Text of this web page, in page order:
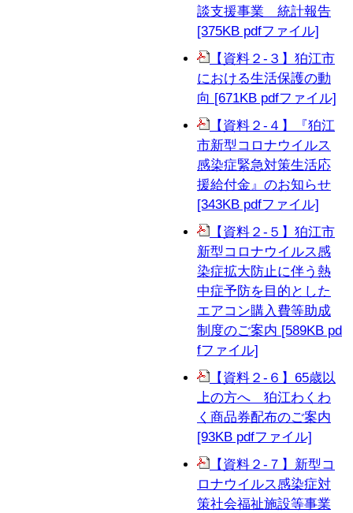
談支援事業 統計報告
[375KB pdfファイル]
【資料２-３】狛江市
における生活保護の動
向 [671KB pdfファイル]
【資料２-４】『狛江
市新型コロナウイルス
感染症緊急対策生活応
援給付金』のお知らせ
[343KB pdfファイル]
【資料２-５】狛江市
新型コロナウイルス感
染症拡大防止に伴う熱
中症予防を目的とした
エアコン購入費等助成
制度のご案内 [589KB pd
fファイル]
【資料２-６】65歳以
上の方へ 狛江わくわ
く商品券配布のご案内
[93KB pdfファイル]
【資料２-７】新型コ
ロナウイルス感染症対
策社会福祉施設等事業